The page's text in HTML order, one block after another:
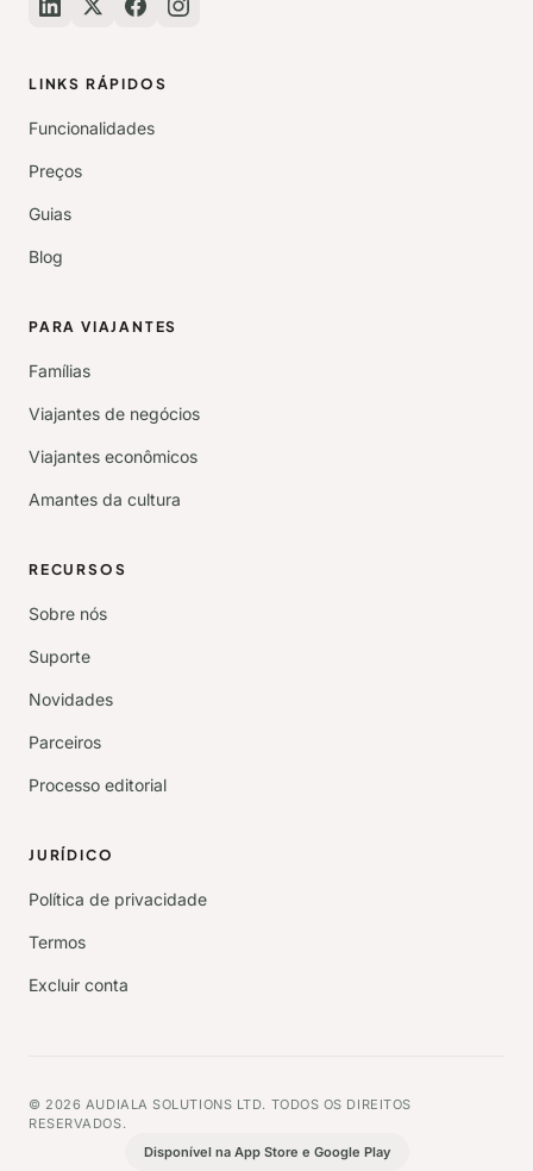
LINKS RÁPIDOS
Funcionalidades
Preços
Guias
Blog
PARA VIAJANTES
Famílias
Viajantes de negócios
Viajantes econômicos
Amantes da cultura
RECURSOS
Sobre nós
Suporte
Novidades
Parceiros
Processo editorial
JURÍDICO
Política de privacidade
Termos
Excluir conta
© 2026 AUDIALA SOLUTIONS LTD. TODOS OS DIREITOS
RESERVADOS.
Disponível na App Store e Google Play